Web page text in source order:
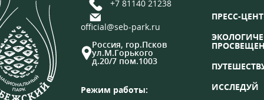
+7 81140 21238
official@seb-park.ru
Россия, гор.Псков
ул.М.Горького
д.20/7 пом.1003
Режим работы:
ПРЕСС-
ИССЛЕДУЙ